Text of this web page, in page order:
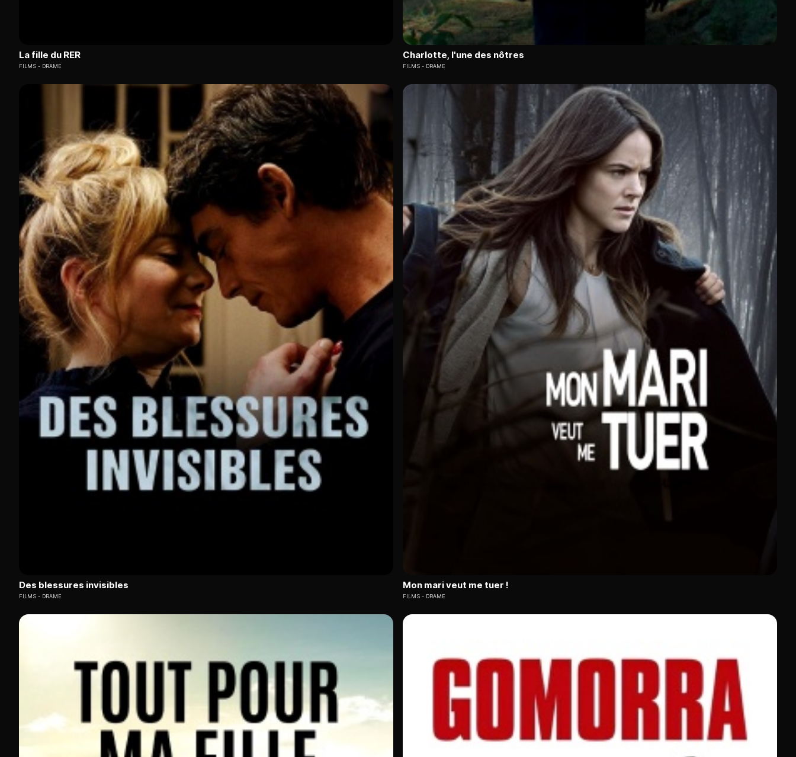
La fille du RER
FILMS DRAME
Charlotte, l'une des nôtres
FILMS DRAME
Des blessures invisibles
FILMS DRAME
Mon mari veut me tuer !
FILMS DRAME